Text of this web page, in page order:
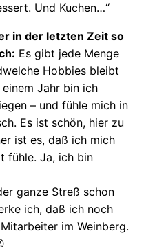
Und Kuchen…“
in der letzten Zeit so
Es gibt jede Menge
Hobbies bleibt
Jahr bin ich
– und fühle mich in
Es ist schön, hier zu
ist es, daß ich mich
fühle. Ja, ich bin
ganze Streß schon
ich, daß ich noch
im Weinberg.